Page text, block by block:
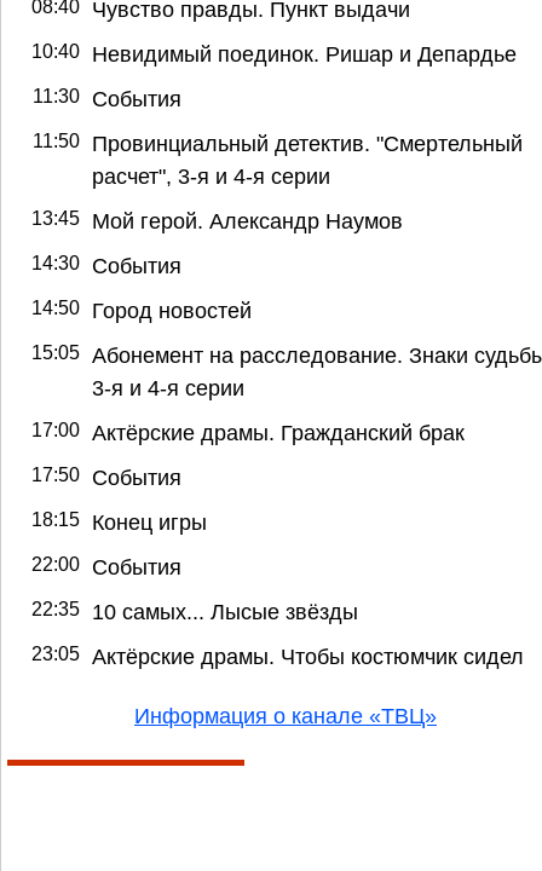
08:40 Чувство правды. Пункт выдачи
10:40 Невидимый поединок. Ришар и Депардье
11:30 События
11:50
Провинциальный детектив. "Смертельный
расчет", 3-я и 4-я серии
13:45 Мой герой. Александр Наумов
14:30 События
14:50 Город новостей
15:05 Абонемент на расследование. Знаки
3-я и 4-я серии
17:00 Актёрские драмы. Гражданский брак
17:50 События
18:15 Конец игры
22:00 События
22:35 10 самых... Лысые звёзды
23:05 Актёрские драмы. Чтобы костюмчик сидел
Информация о канале «ТВЦ»